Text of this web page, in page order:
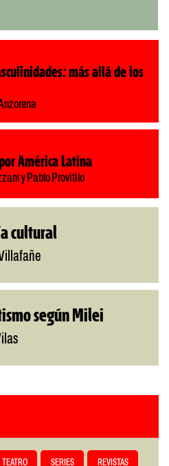
más allá de los
América Latina
y Pablo Provitilo
cultural
según Milei
TEATRO SERIES REVISTAS